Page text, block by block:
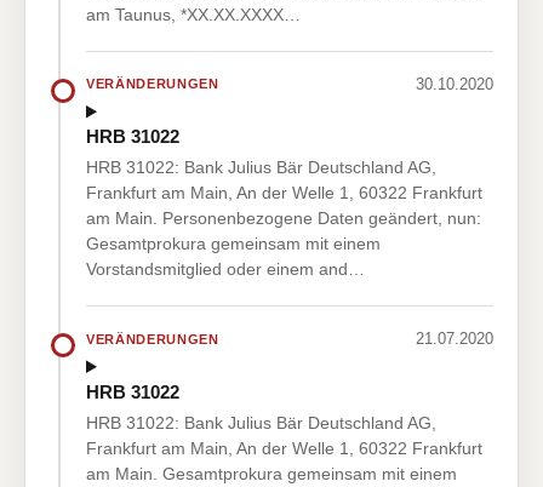
am Taunus, *XX.XX.XXXX…
VERÄNDERUNGEN 30.10.2020
HRB 31022
HRB 31022: Bank Julius Bär Deutschland AG,
Frankfurt am Main, An der Welle 1, 60322 Frankfurt
am Main. Personenbezogene Daten geändert, nun:
Gesamtprokura gemeinsam mit einem
Vorstandsmitglied oder einem and…
VERÄNDERUNGEN 21.07.2020
HRB 31022
HRB 31022: Bank Julius Bär Deutschland AG,
Frankfurt am Main, An der Welle 1, 60322 Frankfurt
am Main. Gesamtprokura gemeinsam mit einem